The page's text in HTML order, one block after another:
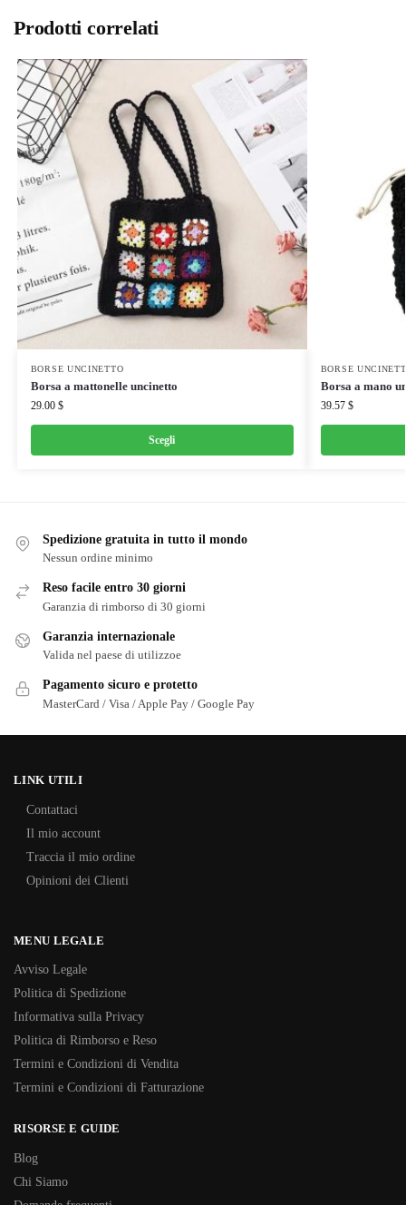
Prodotti correlati
BORSE UNCINETTO
Borsa a mattonelle uncinetto
29.00 $
Scegli
BORSE
Borsa a mano
39.57 $
Spedizione gratuita in tutto il mondo
Nessun ordine minimo
Reso facile entro 30 giorni
Garanzia di rimborso di 30 giorni
Garanzia internazionale
Valida nel paese di utilizzoe
Pagamento sicuro e protetto
MasterCard / Visa / Apple Pay / Google Pay
LINK UTILI
Contattaci
Il mio account
Traccia il mio ordine
Opinioni dei Clienti
MENU LEGALE
Avviso Legale
Politica di Spedizione
Informativa sulla Privacy
Politica di Rimborso e Reso
Termini e Condizioni di Vendita
Termini e Condizioni di Fatturazione
RISORSE E GUIDE
Blog
Chi Siamo